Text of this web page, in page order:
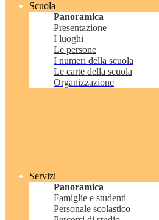
Scuola
Panoramica
Presentazione
I luoghi
Le persone
I numeri della scuola
Le carte della scuola
Organizzazione
Servizi
Panoramica
Famiglie e studenti
Personale scolastico